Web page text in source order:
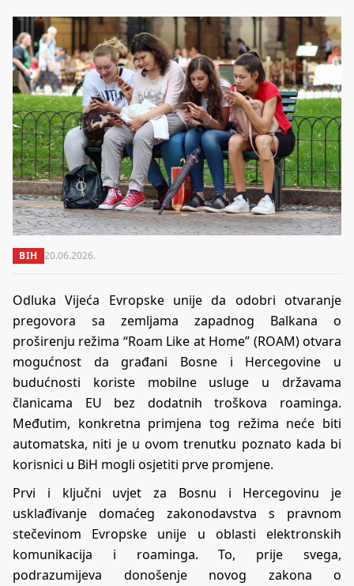
BIH 20.06.2026.
Odluka Vijeća Evropske unije da odobri otvaranje
pregovora sa zemljama zapadnog Balkana o
proširenju režima “Roam Like at Home” (ROAM) otvara
mogućnost da građani Bosne i Hercegovine u
budućnosti koriste mobilne usluge u državama
članicama EU bez dodatnih troškova roaminga.
Međutim, konkretna primjena tog režima neće biti
automatska, niti je u ovom trenutku poznato kada bi
korisnici u BiH mogli osjetiti prve promjene.
Prvi i ključni uvjet za Bosnu i Hercegovinu je
usklađivanje domaćeg zakonodavstva s pravnom
stečevinom Evropske unije u oblasti elektronskih
komunikacija i roaminga. To, prije svega,
podrazumijeva donošenje novog zakona o